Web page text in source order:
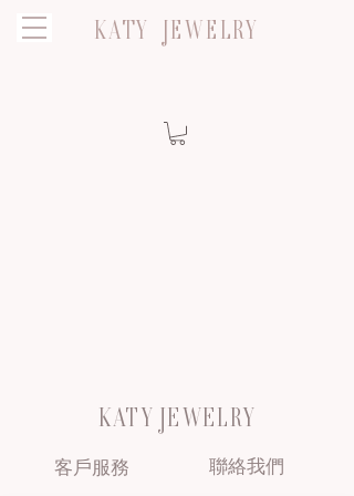
KATY JEWELRY
KATY JEWELRY
客戶服務 聯絡我們